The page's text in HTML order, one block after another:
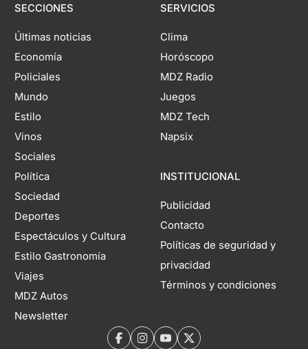
SECCIONES
Últimas noticias
Economía
Policiales
Mundo
Estilo
Vinos
Sociales
Política
Sociedad
Deportes
Espectáculos y Cultura
Estilo Gastronomía
Viajes
MDZ Autos
Newsletter
SERVICIOS
Clima
Horóscopo
MDZ Radio
Juegos
MDZ Tech
Napsix
INSTITUCIONAL
Publicidad
Contacto
Políticas de seguridad y
privacidad
Términos y condiciones